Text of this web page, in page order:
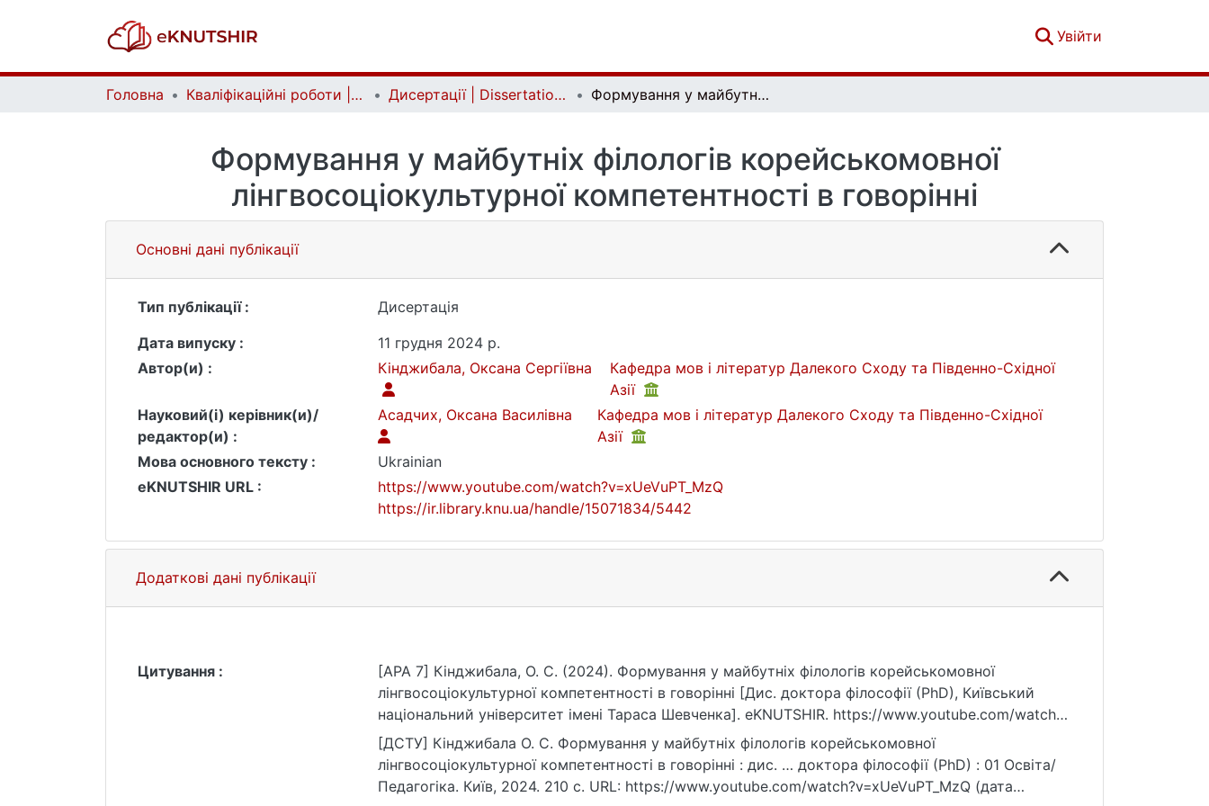
Увійти
Головна Кваліфікаційні роботи | Qualifying works Дисертації | Dissertations Формування у майбутніх філологів корейськомовної лінгвосоціокультурної компетентності в говорінні
Формування у майбутніх філологів корейськомовної
лінгвосоціокультурної компетентності в говорінні
Основні дані публікації
Тип публікації :
Дисертація
Дата випуску :
11 грудня 2024 р.
Автор(и) :
Кінджибала, Оксана Сергіївна
Кафедра мов і літератур Далекого Сходу та Південно-Східної
Азії
Науковий(і) керівник(и)/
редактор(и) :
Асадчих, Оксана Василівна
Кафедра мов і літератур Далекого Сходу та Південно-Східної
Азії
Мова основного тексту :
Ukrainian
eKNUTSHIR URL :
https://www.youtube.com/watch?v=xUeVuPT_MzQ
https://ir.library.knu.ua/handle/15071834/5442
Додаткові дані публікації
Цитування :
[APA 7] Кінджибала, О. С. (2024). Формування у майбутніх філологів корейськомовної
лінгвосоціокультурної компетентності в говорінні [Дис. доктора філософії (PhD), Київський
національний університет імені Тараса Шевченка]. eKNUTSHIR. https://www.youtube.com/watch?
v=xUeVuPT_MzQ
[ДСТУ] Кінджибала О. С. Формування у майбутніх філологів корейськомовної
лінгвосоціокультурної компетентності в говорінні : дис. … доктора філософії (PhD) : 01 Освіта/
Педагогіка. Київ, 2024. 210 с. URL: https://www.youtube.com/watch?v=xUeVuPT_MzQ (дата